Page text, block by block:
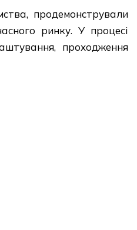
продемонстрували
ринку. У процесі
проходження